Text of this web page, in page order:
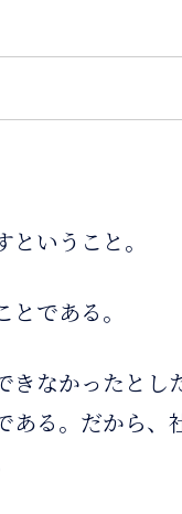
いうこと。
とである。
なかったとし
る。だから、